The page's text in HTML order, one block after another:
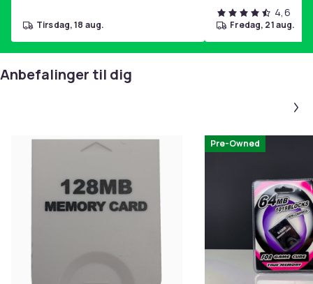
tirsdag, 18 aug.
4,6
fredag, 21 aug.
Anbefalinger til dig
Pre-Owned